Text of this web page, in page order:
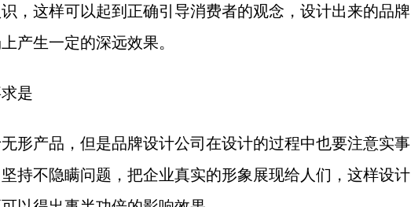
，这样可以起到正确引导消费者的观念，设计出来的品牌
产生一定的深远效果。
是
形产品，但是品牌设计公司在设计的过程中也要注意实事
持不隐瞒问题，把企业真实的形象展现给人们，这样设计